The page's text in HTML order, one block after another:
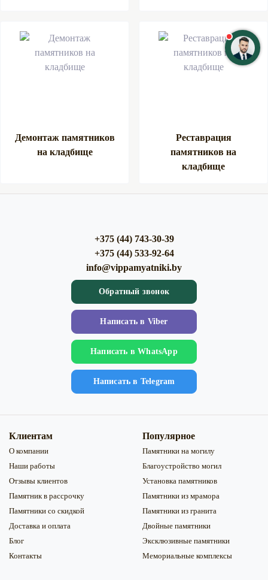
Демонтаж памятников
на кладбище
Реставрация
памятников на
кладбище
+375 (44) 743-30-39
+375 (44) 533-92-64
info@vippamyatniki.by
Обратный звонок
Напиcать в Viber
Напиcать в WhatsApp
Напиcать в Telegram
Клиентам
О компании
Наши работы
Отзывы клиентов
Памятник в рассрочку
Памятники со скидкой
Доставка и оплата
Блог
Контакты
Популярное
Памятники на могилу
Благоустройство могил
Установка памятников
Памятники из мрамора
Памятники из гранита
Двойные памятники
Эксклюзивные памятники
Мемориальные комплексы